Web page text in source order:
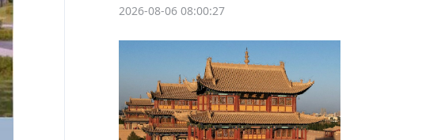
2026-08-06 08:00:27